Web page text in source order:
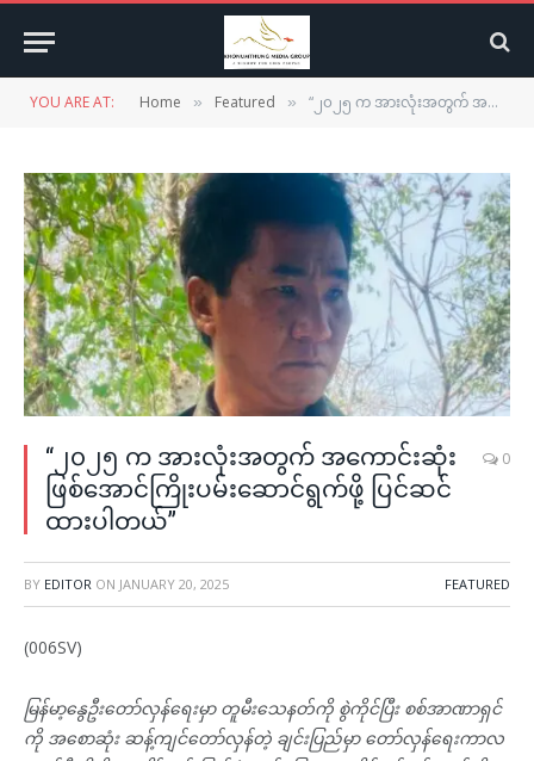
YOU ARE AT: Home » Featured » “၂၀၂၅ က အားလုံးအတွက် အကောင်းဆုံးဖြစ်အောင်ကြိုးပမ်းဆောင်ရွက်ဖို့ ပြင်ဆင်ထားပါတယ်”
“၂၀၂၅ က အားလုံးအတွက် အကောင်းဆုံး
ဖြစ်အောင်ကြိုးပမ်းဆောင်ရွက်ဖို့ ပြင်ဆင်
ထားပါတယ်”
0
BY EDITOR ON JANUARY 20, 2025 FEATURED
(006SV)
မြန်မာ့နွေဦးတော်လှန်ရေးမှာ တူမီးသေနတ်ကို စွဲကိုင်ပြီး စစ်အာဏာရှင်
ကို အစောဆုံး ဆန့်ကျင်တော်လှန်တဲ့ ချင်းပြည်မှာ တော်လှန်ရေးကာလ